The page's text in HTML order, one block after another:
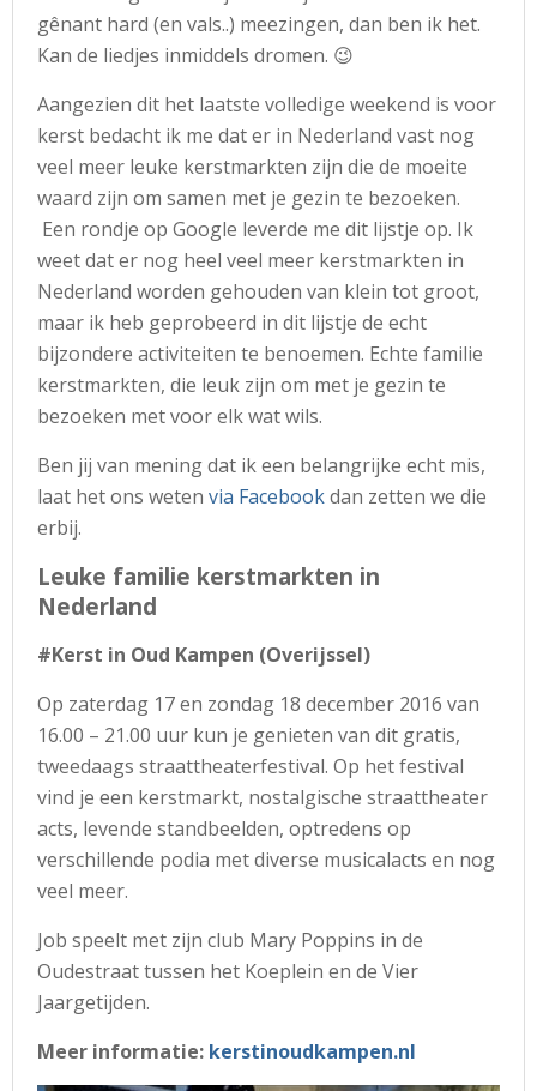
gênant hard (en vals..) meezingen, dan ben ik het.
Kan de liedjes inmiddels dromen. 😉
Aangezien dit het laatste volledige weekend is voor
kerst bedacht ik me dat er in Nederland vast nog
veel meer leuke kerstmarkten zijn die de moeite
waard zijn om samen met je gezin te bezoeken.
Een rondje op Google leverde me dit lijstje op. Ik
weet dat er nog heel veel meer kerstmarkten in
Nederland worden gehouden van klein tot groot,
maar ik heb geprobeerd in dit lijstje de echt
bijzondere activiteiten te benoemen. Echte familie
kerstmarkten, die leuk zijn om met je gezin te
bezoeken met voor elk wat wils.
Ben jij van mening dat ik een belangrijke echt mis,
laat het ons weten via Facebookdan zetten we die
erbij.
Leuke familie kerstmarkten in
Nederland
#Kerst in Oud Kampen (Overijssel)
Op zaterdag 17 en zondag 18 december 2016 van
16.00 – 21.00 uur kun je genieten van dit gratis,
tweedaags straattheaterfestival. Op het festival
vind je een kerstmarkt, nostalgische straattheater
acts, levende standbeelden, optredens op
verschillende podia met diverse musicalacts en nog
veel meer.
Job speelt met zijn club Mary Poppins in de
Oudestraat tussen het Koeplein en de Vier
Jaargetijden.
Meer informatie: kerstinoudkampen.nl